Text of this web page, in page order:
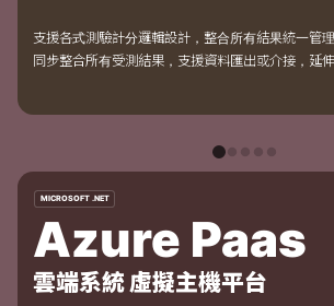
支援各式測驗計分邏輯設計，整合所有結果統一管理
同步整合所有受測結果，支援資料匯出或介接，延
MICROSOFT .NET
Azure Paas
雲端系統 虛擬主機平台